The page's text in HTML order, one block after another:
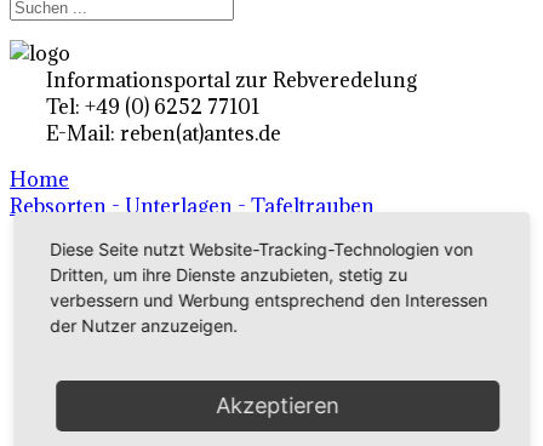
Informationsportal zur Rebveredelung
Tel: +49 (0) 6252 77101
E-Mail: reben(at)antes.de
Home
Rebsorten - Unterlagen - Tafeltrauben
Ertragsrebsorten A-Z
in Deutschland
Rebsorten international
Diese Seite nutzt Website-Tracking-Technologien von
Dritten, um ihre Dienste anzubieten, stetig zu
verbessern und Werbung entsprechend den Interessen
der Nutzer anzuzeigen.
Akzeptieren